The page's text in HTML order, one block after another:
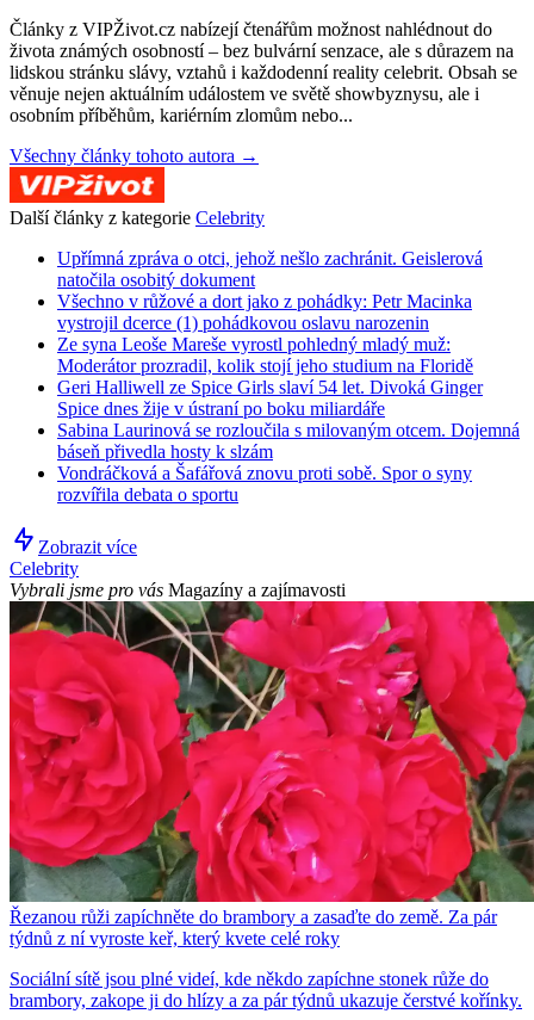
Články z VIPŽivot.cz nabízejí čtenářům možnost nahlédnout do
života známých osobností – bez bulvární senzace, ale s důrazem na
lidskou stránku slávy, vztahů i každodenní reality celebrit. Obsah se
věnuje nejen aktuálním událostem ve světě showbyznysu, ale i
osobním příběhům, kariérním zlomům nebo...
Všechny články tohoto autora →
Další články z kategorie Celebrity
Upřímná zpráva o otci, jehož nešlo zachránit. Geislerová
natočila osobitý dokument
Všechno v růžové a dort jako z pohádky: Petr Macinka
vystrojil dcerce (1) pohádkovou oslavu narozenin
Ze syna Leoše Mareše vyrostl pohledný mladý muž:
Moderátor prozradil, kolik stojí jeho studium na Floridě
Geri Halliwell ze Spice Girls slaví 54 let. Divoká Ginger
Spice dnes žije v ústraní po boku miliardáře
Sabina Laurinová se rozloučila s milovaným otcem. Dojemná
báseň přivedla hosty k slzám
Vondráčková a Šafářová znovu proti sobě. Spor o syny
rozvířila debata o sportu
Zobrazit více
Celebrity
Vybrali jsme pro vás Magazíny a zajímavosti
Řezanou růži zapíchněte do brambory a zasaďte do země. Za pár
týdnů z ní vyroste keř, který kvete celé roky
Sociální sítě jsou plné videí, kde někdo zapíchne stonek růže do
brambory, zakope ji do hlízy a za pár týdnů ukazuje čerstvé kořínky.